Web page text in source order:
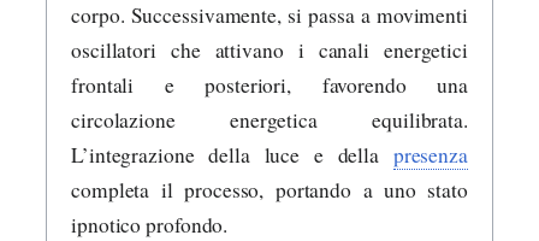
corpo. Successivamente, si passa a movimenti
oscillatori che attivano i canali energetici
frontali e posteriori, favorendo una
circolazione energetica equilibrata.
L’integrazione della luce e della presenza
completa il processo, portando a uno stato
ipnotico profondo.